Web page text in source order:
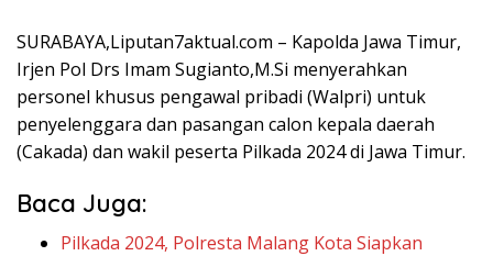
SURABAYA,Liputan7aktual.com – Kapolda Jawa Timur,
Irjen Pol Drs Imam Sugianto,M.Si menyerahkan
personel khusus pengawal pribadi (Walpri) untuk
penyelenggara dan pasangan calon kepala daerah
(Cakada) dan wakil peserta Pilkada 2024 di Jawa Timur.
Baca Juga:
Pilkada 2024, Polresta Malang Kota Siapkan